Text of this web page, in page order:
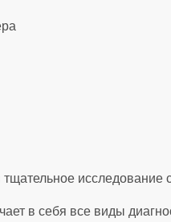
исследование
в себя все виды